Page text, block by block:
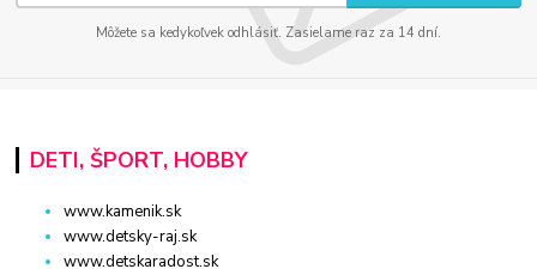
Môžete sa kedykoľvek odhlásiť. Zasielame raz za 14 dní.
DETI, ŠPORT, HOBBY
www.kamenik.sk
www.detsky-raj.sk
www.detskaradost.sk